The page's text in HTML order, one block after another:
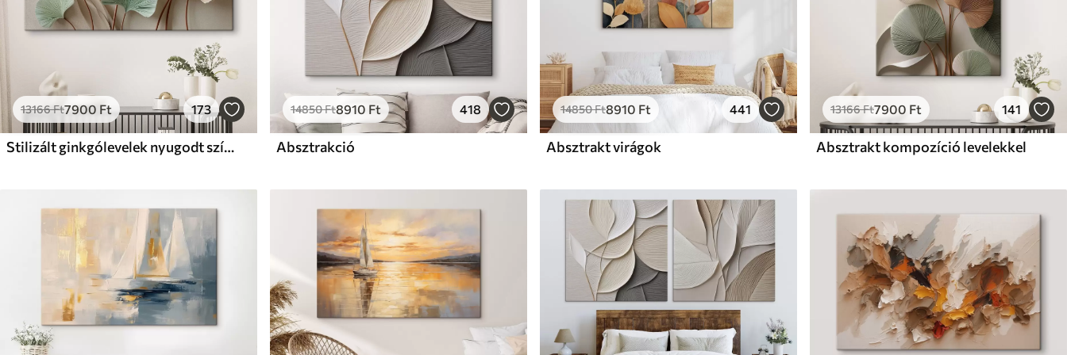
13166Ft7900 Ft 173
Stilizált ginkgólevelek nyugodt színekben
14850Ft8910 Ft 418
Absztrakció
14850Ft8910 Ft 441
Absztrakt virágok
13166Ft7900 Ft 141
Absztrakt kompozíció levelekkel